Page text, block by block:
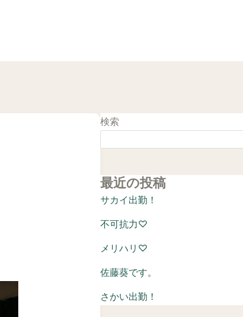
検索
最近の投稿
サカイ出勤！
不可抗力♡
メリハリ♡
佐藤葵です。
さかい出勤！